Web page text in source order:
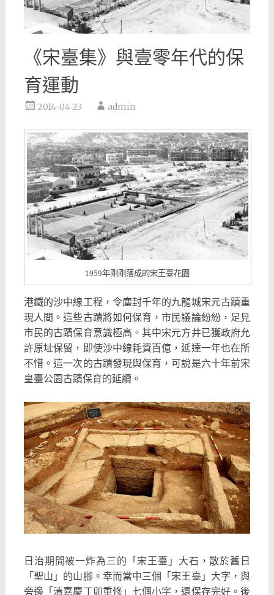
《宋臺集》與壹零年代的保
育運動
2014-04-23 admin
1959年剛剛落成的宋王臺花園
港鐵的沙中線工程，令塵封千年的九龍城宋元古蹟重
現人間。這些古蹟將如何保育，市民議論紛紛，足見
市民的古蹟保育意識極高。其中宋元方井已獲政府允
許原址保留，即使沙中線耗資百億，延達一年也在所
不惜。這一次的古蹟發現與保育，可說是六十年前宋
皇臺公園古蹟保育的延續。
日治期間被一炸為三的「宋王臺」大石，散於舊日
「聖山」的山腳。幸而當中三個「宋王臺」大字，與
旁邊「清嘉慶丁卯重修」七個小字，還保存完好。後